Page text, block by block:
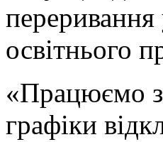
освітнього
«Працюємо з
графіки